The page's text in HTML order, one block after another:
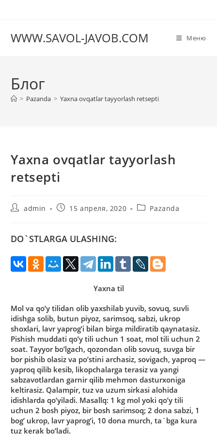
WWW.SAVOL-JAVOB.COM Меню
Блог
> Pazanda > Yaxna ovqatlar tayyorlash retsepti
Yaxna ovqatlar tayyorlash
retsepti
Авторadmin
Запись15 апреля, 2020
РубрикаPazanda
DO`STLARGA ULASHING:
Yaxna til
Mol va qo’y tilidan olib yaxshilab yuvib, sovuq, suvli
idishga solib, butun piyoz, sarimsoq, sabzi, ukrop
shoxlari, lavr yaprog’i bilan birga mildiratib qaynatasiz.
Pishish muddati qo’y tili uchun 1 soat, mol tili uchun 2
soat. Tayyor bo’lgach, qozondan olib sovuq, suvga bir
bor pishib olasiz va po’stini archasiz, sovigach, yaproq —
yaproq qilib kesib, likopchalarga terasiz va yangi
sabzavotlardan garnir qilib mehmon dasturxoniga
keltirasiz. Qalampir, tuz va uzum sirkasi alohida
idishlarda qo’yiladi. Masallq: 1 kg mol yoki qo’y tili
uchun 2 bosh piyoz, bir bosh sarimsoq; 2 dona sabzi, 1
bog’ ukrop, lavr yaprog’i, 10 dona murch, ta`bga kura
tuz kerak bo’ladi.